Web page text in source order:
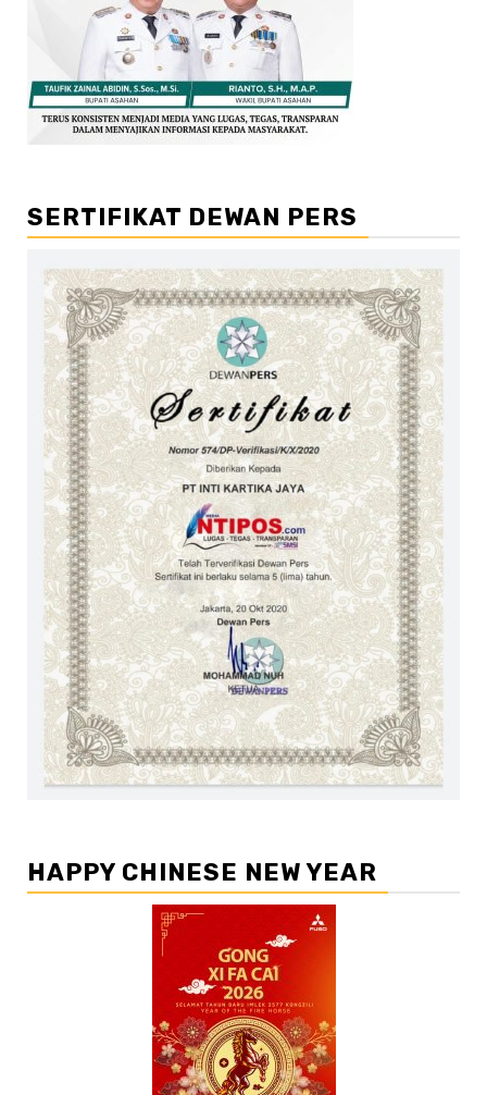
SERTIFIKAT DEWAN PERS
HAPPY CHINESE NEW YEAR